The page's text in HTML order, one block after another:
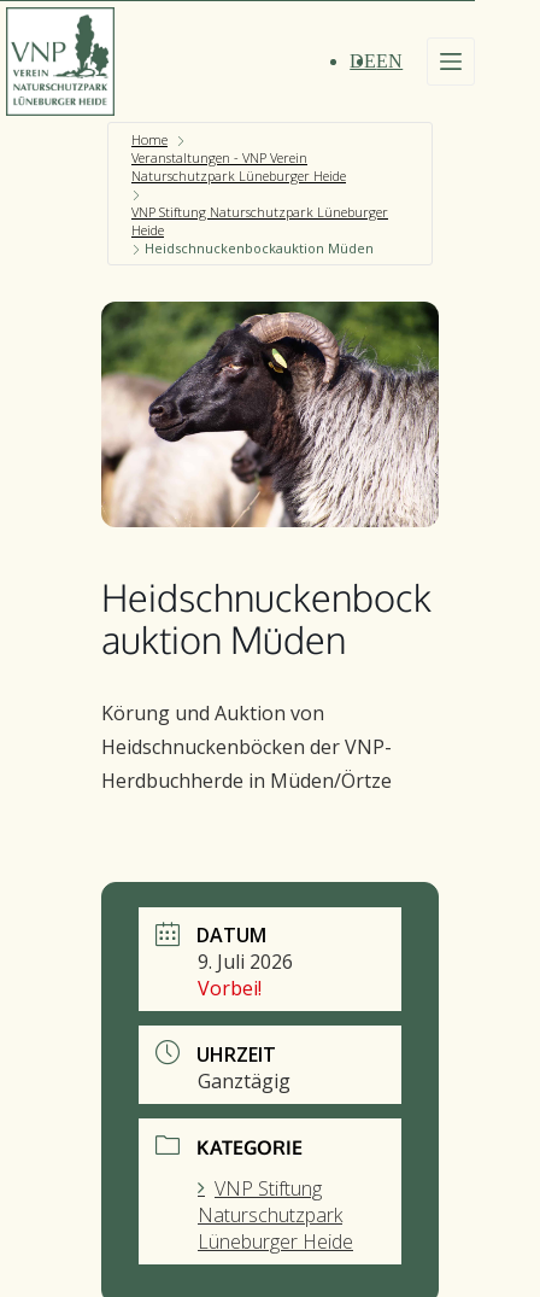
Zum
springen
DEEN
Home
Veranstaltungen - VNP Verein
Naturschutzpark Lüneburger Heide
VNP Stiftung Naturschutzpark Lüneburger
Heide
Heidschnuckenbockauktion Müden
Heidschnuckenbock
auktion Müden
Körung und Auktion von
Heidschnuckenböcken der VNP-
Herdbuchherde in Müden/Örtze
DATUM
9. Juli 2026
Vorbei!
UHRZEIT
Ganztägig
KATEGORIE
VNP Stiftung
Naturschutzpark
Lüneburger Heide